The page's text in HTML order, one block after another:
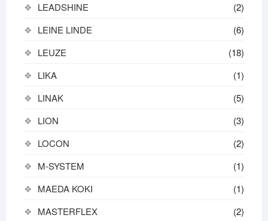
LEADSHINE
(2)
LEINE LINDE
(6)
LEUZE
(18)
LIKA
(1)
LINAK
(5)
LION
(3)
LOCON
(2)
M-SYSTEM
(1)
MAEDA KOKI
(1)
MASTERFLEX
(2)